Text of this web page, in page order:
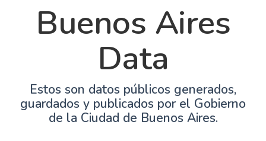
Buenos Aires
Data
Estos son datos públicos generados,
guardados y publicados por el Gobierno
de la Ciudad de Buenos Aires.